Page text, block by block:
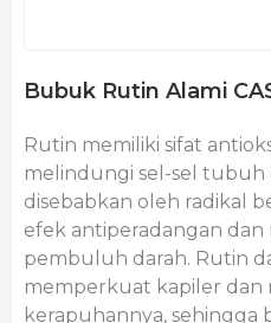
Bubuk Rutin Alami
Rutin memiliki sifat
melindungi sel-sel tubuh
disebabkan oleh radikal
efek antiperadangan
pembuluh darah. Rutin
memperkuat kapiler dan
kerapuhannya,